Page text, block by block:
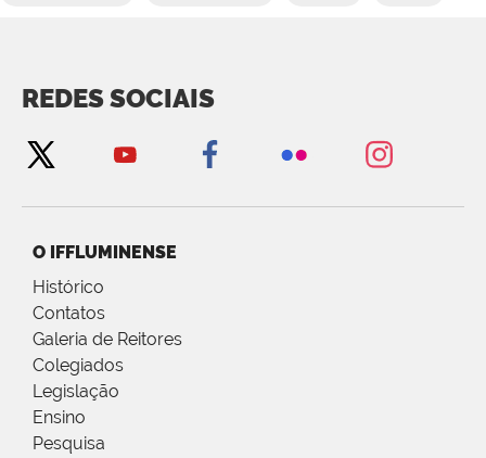
REDES SOCIAIS
O IFFLUMINENSE
Histórico
Contatos
Galeria de Reitores
Colegiados
Legislação
Ensino
Pesquisa